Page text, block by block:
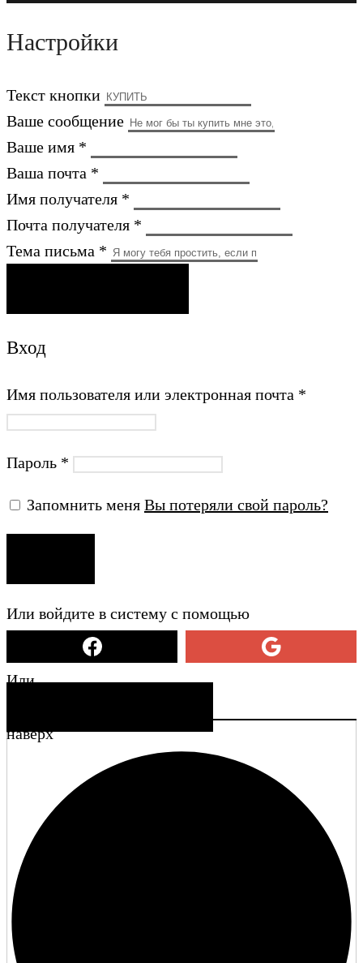
Настройки
Текст кнопки
Ваше сообщение
Ваше имя *
Ваша почта *
Имя получателя *
Почта получателя *
Тема письма *
Вход
Имя пользователя или электронная почта *
Пароль *
Запомнить меня Вы потеряли свой пароль?
Или войдите в систему с помощью
Или
наверх